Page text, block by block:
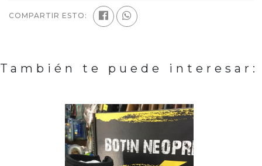
COMPARTIR ESTO:
También te puede interesar: